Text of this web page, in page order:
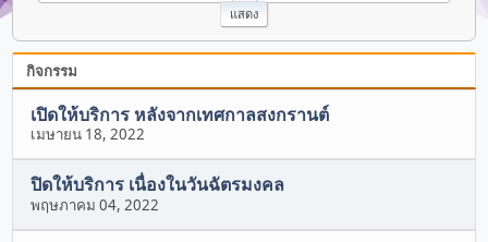
กิจกรรม
เปิดให้บริการ หลังจากเทศกาลสงกรานต์
เมษายน 18, 2022
ปิดให้บริการ เนื่องในวันฉัตรมงคล
พฤษภาคม 04, 2022